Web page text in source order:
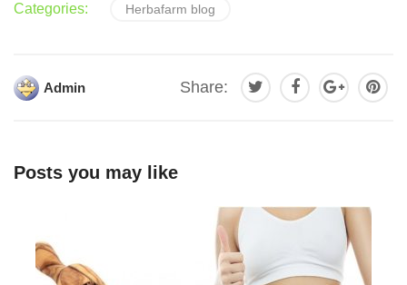
Categories: Herbafarm blog
Admin Share:
Posts you may like